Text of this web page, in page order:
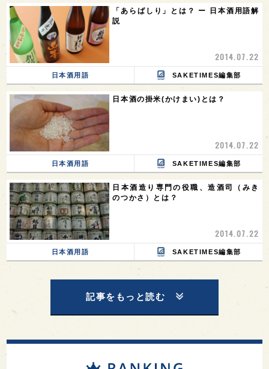
「あらばしり」とは？ ー 日本酒用語解
説
2014.07.22
日本酒用語 SAKETIMES編集部
日本酒の掛米(かけまい)とは？
2014.07.22
日本酒用語 SAKETIMES編集部
日本酒造り専門の役職、造酒司（みき
のつかさ）とは？
2014.07.22
日本酒用語 SAKETIMES編集部
記事をもっと読む